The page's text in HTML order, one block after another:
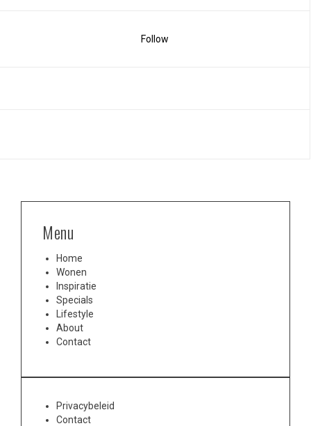
Follow
Menu
Home
Wonen
Inspiratie
Specials
Lifestyle
About
Contact
Privacybeleid
Contact